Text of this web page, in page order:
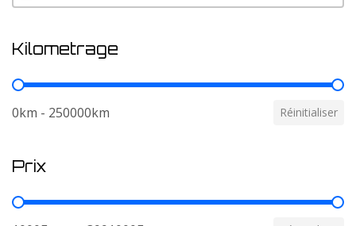
Kilometrage
Kilometrage
0km - 250000km Réinitialiser
Prix
Prix